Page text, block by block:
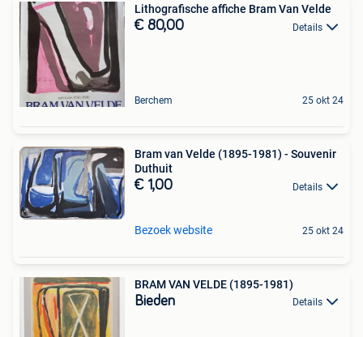
Lithografische affiche Bram Van Velde
€ 80,00 Details
Berchem 25 okt 24
Bram van Velde (1895-1981) - Souvenir
Duthuit
€ 1,00 Details
Bezoek website 25 okt 24
BRAM VAN VELDE (1895-1981)
Bieden Details